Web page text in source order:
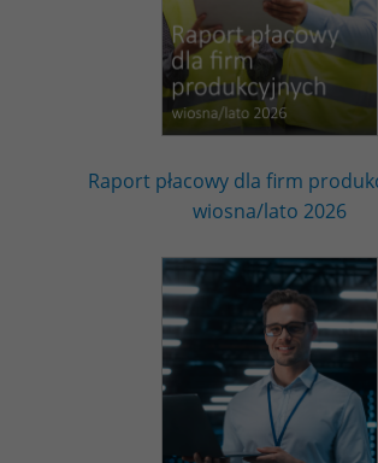
Raport płacowy dla firm
wiosna/lato 2026